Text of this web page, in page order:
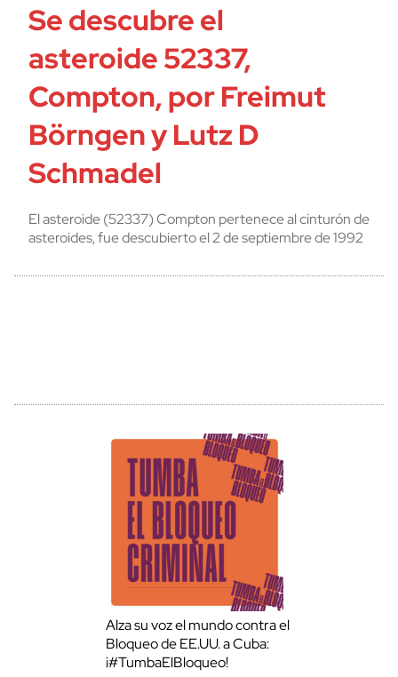
Se descubre el
asteroide 52337,
Compton, por Freimut
Börngen y Lutz D
Schmadel
El asteroide (52337) Compton pertenece al cinturón de
asteroides, fue descubierto el 2 de septiembre de 1992
Alza su voz el mundo contra el
Bloqueo de EE.UU. a Cuba:
¡#TumbaElBloqueo!